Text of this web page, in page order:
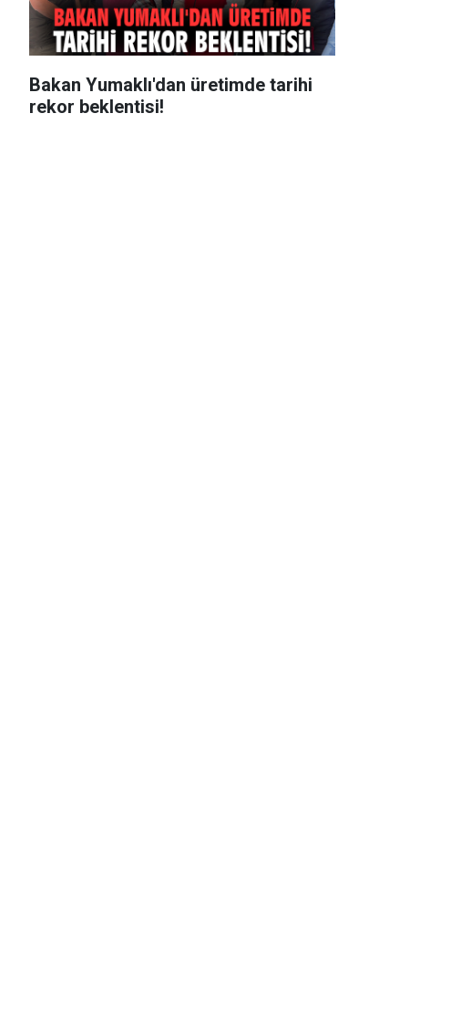
Bakan Yumaklı'dan üretimde tarihi
rekor beklentisi!